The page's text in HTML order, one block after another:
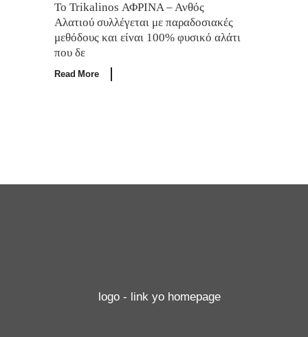
Το Trikalinos ΑΦΡΙΝΑ – Ανθός
Αλατιού συλλέγεται με παραδοσιακές
μεθόδους και είναι 100% φυσικό αλάτι
που δε
Read More